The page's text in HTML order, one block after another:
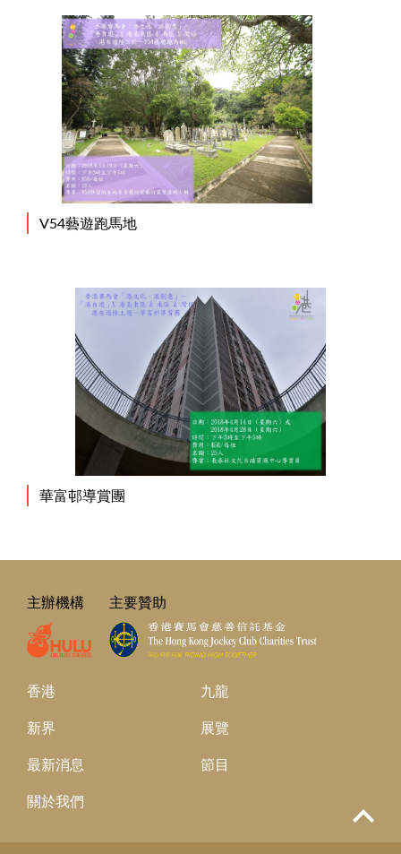
V54藝遊跑馬地
華富邨導賞團
主辦機構 主要贊助
香港 九龍
新界 展覽
最新消息 節目
關於我們